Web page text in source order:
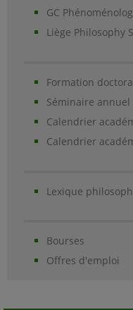
GC
Liège Philosophy
Formation
Séminaire annuel
Calendrier
Calendrier
Lexique
Bourses
Offres d'emploi